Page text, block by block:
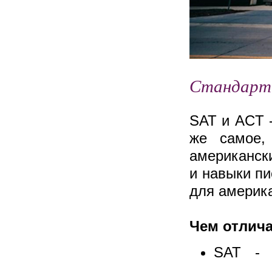
SAT и ACT
же самое,
и навыки
для
Чем
SAT -